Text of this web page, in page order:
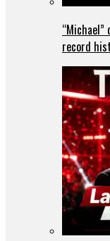
“Michael”
record